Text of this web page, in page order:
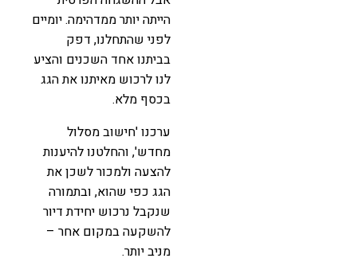
הייתה יותר ממדהימה. יומיים
לפני שהתחלנו, דפק
בביתנו אחד השכנים והציע
לנו לרכוש מאיתנו את הגג
בכסף מלא.
ערכנו 'חישוב מסלול
מחדש', והחלטנו להיענות
להצעה ולמכור לשכן את
הגג כפי שהוא, ובתמורה
שנקבל נרכוש יחידת דיור
להשקעה במקום אחר –
מניב יותר.